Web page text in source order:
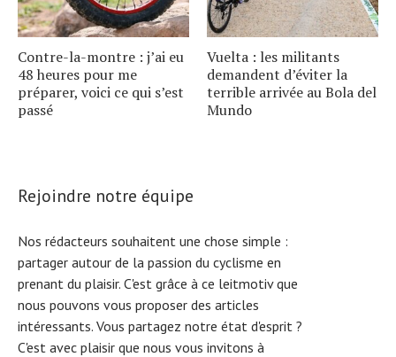
Contre-la-montre : j’ai eu
48 heures pour me
préparer, voici ce qui s’est
passé
Vuelta : les militants
demandent d’éviter la
terrible arrivée au Bola del
Mundo
Rejoindre notre équipe
Nos rédacteurs souhaitent une chose simple :
partager autour de la passion du cyclisme en
prenant du plaisir. C'est grâce à ce leitmotiv que
nous pouvons vous proposer des articles
intéressants. Vous partagez notre état d'esprit ?
C'est avec plaisir que nous vous invitons à